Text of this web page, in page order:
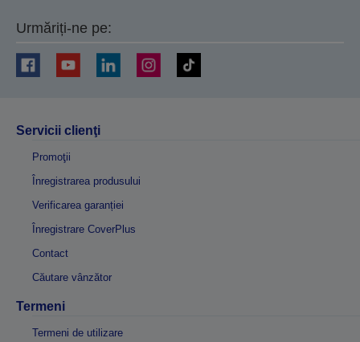
Urmăriți-ne pe:
Servicii clienţi
Promoţii
Înregistrarea produsului
Verificarea garanției
Înregistrare CoverPlus
Contact
Căutare vânzător
Termeni
Termeni de utilizare